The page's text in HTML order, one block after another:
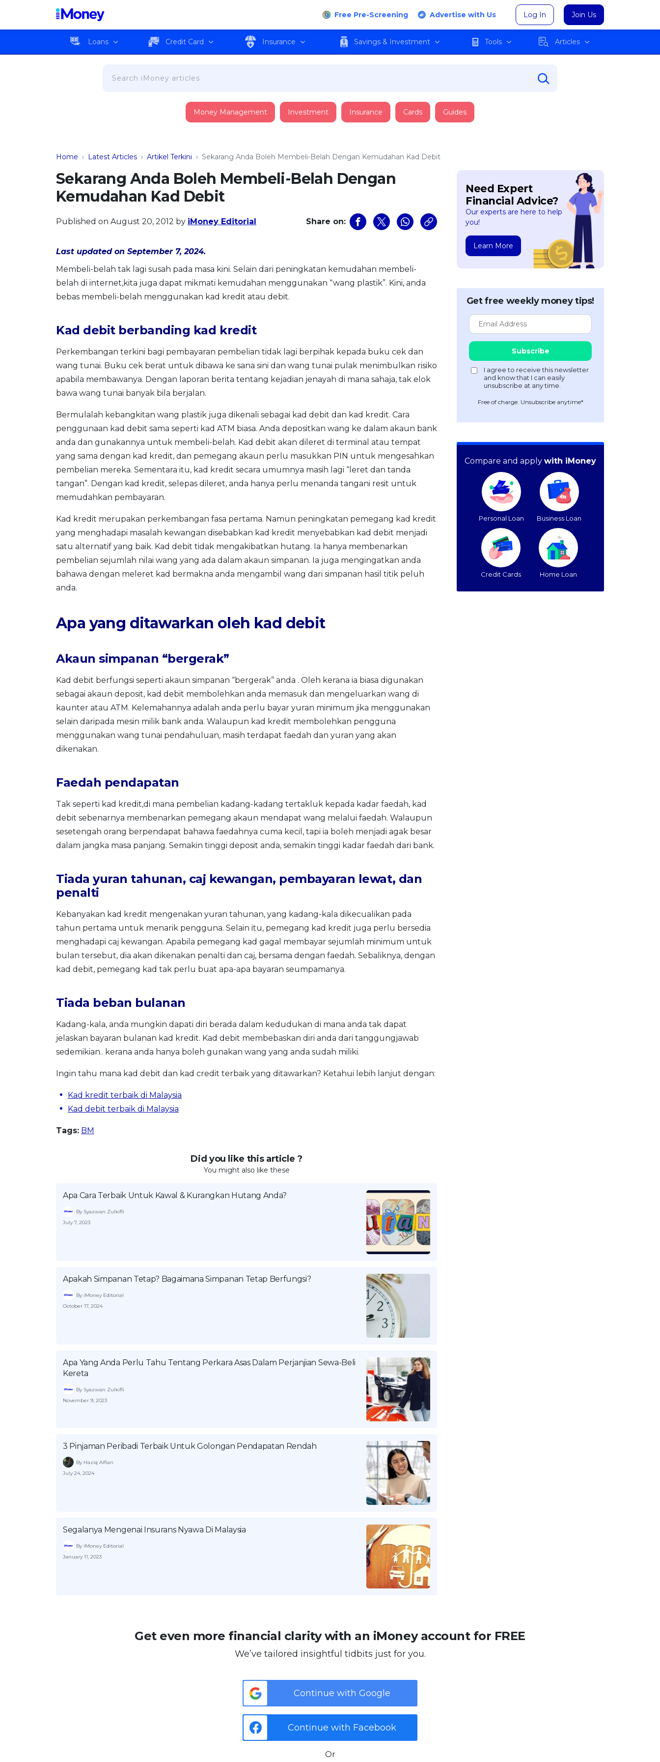
Free Pre-Screening Advertise with Us Log In Join Us
Loans Credit Card Insurance Savings & Investment Tools Articles
Money Management Investment Insurance Cards Guides
Home › Latest Articles › Artikel Terkini › Sekarang Anda Boleh Membeli-Belah Dengan Kemudahan Kad Debit
Sekarang Anda Boleh Membeli-Belah Dengan
Kemudahan Kad Debit
Published on August 20, 2012 by iMoney Editorial Share on:
Last updated on September 7, 2024.
Membeli-belah tak lagi susah pada masa kini. Selain dari peningkatan kemudahan membeli-
belah di internet,kita juga dapat mikmati kemudahan menggunakan “wang plastik”. Kini, anda
bebas membeli-belah menggunakan kad kredit atau debit.
Kad debit berbanding kad kredit
Perkembangan terkini bagi pembayaran pembelian tidak lagi berpihak kepada buku cek dan
wang tunai. Buku cek berat untuk dibawa ke sana sini dan wang tunai pulak menimbulkan risiko
apabila membawanya. Dengan laporan berita tentang kejadian jenayah di mana sahaja, tak elok
bawa wang tunai banyak bila berjalan.
Bermulalah kebangkitan wang plastik juga dikenali sebagai kad debit dan kad kredit. Cara
penggunaan kad debit sama seperti kad ATM biasa. Anda depositkan wang ke dalam akaun bank
anda dan gunakannya untuk membeli-belah. Kad debit akan dileret di terminal atau tempat
yang sama dengan kad kredit, dan pemegang akaun perlu masukkan PIN untuk mengesahkan
pembelian mereka. Sementara itu, kad kredit secara umumnya masih lagi “leret dan tanda
tangan”. Dengan kad kredit, selepas dileret, anda hanya perlu menanda tangani resit untuk
memudahkan pembayaran.
Kad kredit merupakan perkembangan fasa pertama. Namun peningkatan pemegang kad kredit
yang menghadapi masalah kewangan disebabkan kad kredit menyebabkan kad debit menjadi
satu alternatif yang baik. Kad debit tidak mengakibatkan hutang. Ia hanya membenarkan
pembelian sejumlah nilai wang yang ada dalam akaun simpanan. Ia juga mengingatkan anda
bahawa dengan meleret kad bermakna anda mengambil wang dari simpanan hasil titik peluh
anda.
Apa yang ditawarkan oleh kad debit
Akaun simpanan “bergerak”
Kad debit berfungsi seperti akaun simpanan “bergerak” anda . Oleh kerana ia biasa digunakan
sebagai akaun deposit, kad debit membolehkan anda memasuk dan mengeluarkan wang di
kaunter atau ATM. Kelemahannya adalah anda perlu bayar yuran minimum jika menggunakan
selain daripada mesin milik bank anda. Walaupun kad kredit membolehkan pengguna
menggunakan wang tunai pendahuluan, masih terdapat faedah dan yuran yang akan
dikenakan.
Faedah pendapatan
Tak seperti kad kredit,di mana pembelian kadang-kadang tertakluk kepada kadar faedah, kad
debit sebenarnya membenarkan pemegang akaun mendapat wang melalui faedah. Walaupun
sesetengah orang berpendapat bahawa faedahnya cuma kecil, tapi ia boleh menjadi agak besar
dalam jangka masa panjang. Semakin tinggi deposit anda, semakin tinggi kadar faedah dari bank.
Tiada yuran tahunan, caj kewangan, pembayaran lewat, dan
penalti
Kebanyakan kad kredit mengenakan yuran tahunan, yang kadang-kala dikecualikan pada
tahun pertama untuk menarik pengguna. Selain itu, pemegang kad kredit juga perlu bersedia
menghadapi caj kewangan. Apabila pemegang kad gagal membayar sejumlah minimum untuk
bulan tersebut, dia akan dikenakan penalti dan caj, bersama dengan faedah. Sebaliknya, dengan
kad debit, pemegang kad tak perlu buat apa-apa bayaran seumpamanya.
Tiada beban bulanan
Kadang-kala, anda mungkin dapati diri berada dalam kedudukan di mana anda tak dapat
jelaskan bayaran bulanan kad kredit. Kad debit membebaskan diri anda dari tanggungjawab
sedemikian.. kerana anda hanya boleh gunakan wang yang anda sudah miliki.
Ingin tahu mana kad debit dan kad credit terbaik yang ditawarkan? Ketahui lebih lanjut dengan:
Kad kredit terbaik di Malaysia
Kad debit terbaik di Malaysia
Tags: BM
Did you like this article ?
You might also like these
Apa Cara Terbaik Untuk Kawal & Kurangkan Hutang Anda?
By Syazwan Zulkifli
July 7, 2023
Apakah Simpanan Tetap? Bagaimana Simpanan Tetap Berfungsi?
By iMoney Editorial
October 17, 2024
Apa Yang Anda Perlu Tahu Tentang Perkara Asas Dalam Perjanjian Sewa-Beli
Kereta
By Syazwan Zulkifli
November 9, 2023
3 Pinjaman Peribadi Terbaik Untuk Golongan Pendapatan Rendah
By Haziq Alfian
July 24, 2024
Segalanya Mengenai Insurans Nyawa Di Malaysia
By iMoney Editorial
January 11, 2023
Need Expert
Financial Advice?
Our experts are here to help
you!
Learn More
Get free weekly money tips!
Free of charge. Unsubscribe anytime*
Compare and apply with iMoney
Personal Loan Business Loan
Credit Cards Home Loan
Get even more financial clarity with an iMoney account for FREE
We’ve tailored insightful tidbits just for you.
Continue with Google
Continue with Facebook
Or